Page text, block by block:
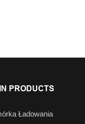
PRODUCTS
Ładowania